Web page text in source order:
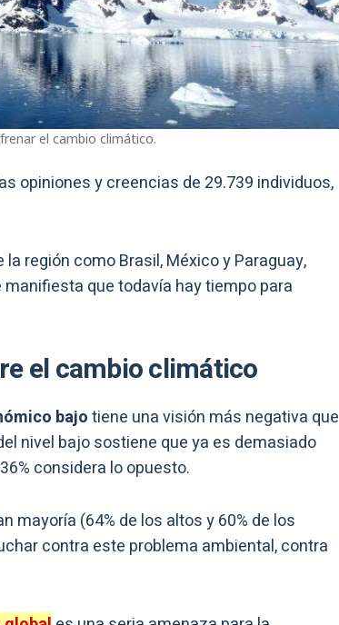
el cambio climático.
opiniones y creencias de 29.739 individuos,
región como Brasil, México y Paraguay,
que todavía hay tiempo para
el cambio climático
bajotiene una visión más negativa que
nivel bajo sostiene que ya es demasiado
considera lo opuesto.
mayoría (64% de los altos y 60% de los
contra este problema ambiental, contra